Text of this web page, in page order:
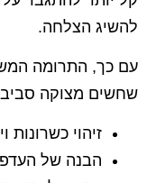
להשיג הצלחה.
עם כך, התרומה
שחשים מצוקה
זיהוי כשרונות
הבנה של